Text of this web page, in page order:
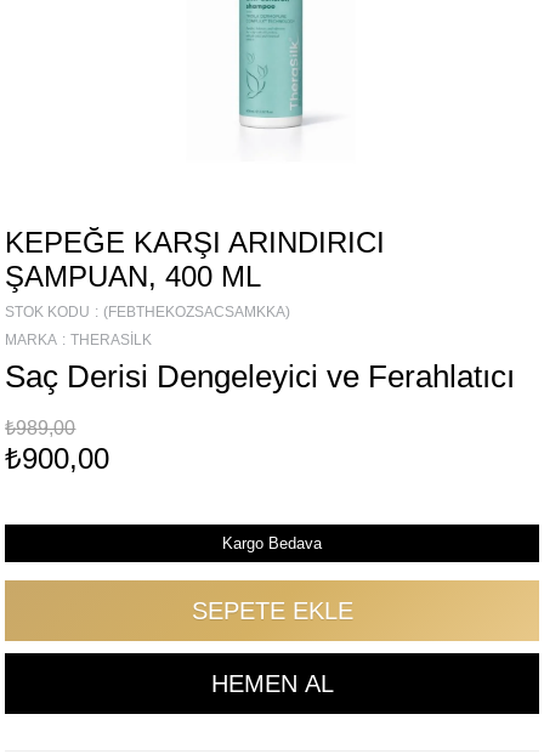
KEPEĞE KARŞI ARINDIRICI
ŞAMPUAN, 400 ML
STOK KODU
(FEBTHEKOZSACSAMKKA)
MARKA : THERASILK
Saç Derisi Dengeleyici ve Ferahlatıcı
₺989,00
₺900,00
Kargo Bedava